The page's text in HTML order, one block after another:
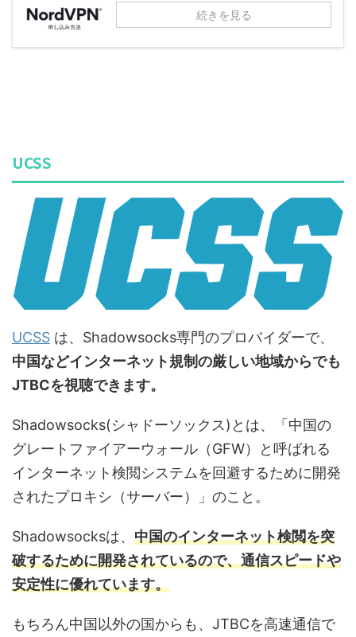
続きを見る
UCSS
UCSS は、Shadowsocks専門のプロバイダーで、
中国などインターネット規制の厳しい地域からでも
JTBCを視聴できます。
Shadowsocks(シャドーソックス)とは、「中国の
グレートファイアーウォール（GFW）と呼ばれる
インターネット検閲システムを回避するために開発
されたプロキシ（サーバー）」のこと。
Shadowsocksは、 中国のインターネット検閲を突
破するために開発されているので、通信スピードや
安定性に優れています。
もちろん中国以外の国からも、JTBCを高速通信で